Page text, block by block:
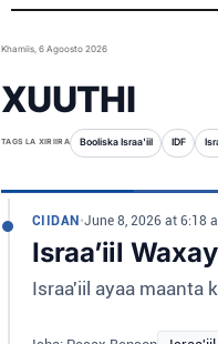
Khamiis, 6 Agoosto 2026
XUUTHI
TAGS LA XIRIIRA Booliska Israa'iil IDF
CIIDAN•June 8, 2026 at 6:18
Israa’iil
Israa'iil ayaa maanta